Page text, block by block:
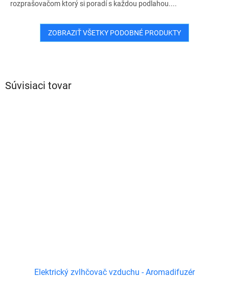
Súvisiaci tovar
Elektrický zvlhčovač vzduchu - Aromadifuzér
rozprašovačom ktorý si poradí s každou podlahou....
ZOBRAZIŤ VŠETKY PODOBNÉ PRODUKTY